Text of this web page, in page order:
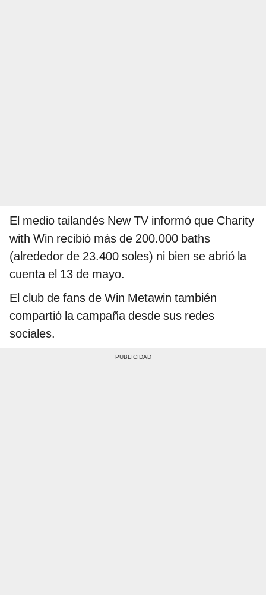
El medio tailandés New TV informó que Charity
with Win recibió más de 200.000 baths
(alrededor de 23.400 soles) ni bien se abrió la
cuenta el 13 de mayo.
El club de fans de Win Metawin también
compartió la campaña desde sus redes
sociales.